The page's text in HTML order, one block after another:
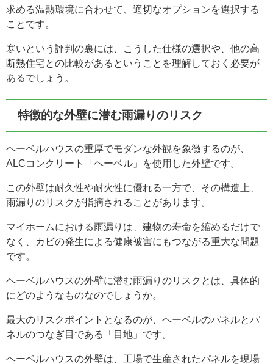
求める温熱環境に合わせて、適切なオプションを選択する
ことです。
寒いという評判の裏には、こうした仕様の選択や、他の高
断熱住宅との比較があるということを理解しておく必要が
あるでしょう。
特徴的な外壁に潜む雨漏りのリスク
ヘーベルハウスの重厚でモダンな外観を象徴するのが、
ALCコンクリート「ヘーベル」を使用した外壁です。
この外壁は耐久性や耐火性に優れる一方で、その構造上、
雨漏りのリスクが指摘されることがあります。
マイホームにおける雨漏りは、建物の寿命を縮めるだけで
なく、カビの発生による健康被害にもつながる重大な問題
です。
ヘーベルハウスの外壁に潜む雨漏りのリスクとは、具体的
にどのようなものなのでしょうか。
最大のリスクポイントとなるのが、ヘーベルのパネルとパ
ネルのつなぎ目である「目地」です。
ヘーベルハウスの外壁は、工場で生産されたパネルを現場